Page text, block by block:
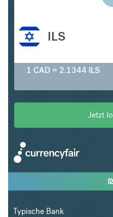
ILS
1 CAD = 2.1344 ILS
Jetzt
Typische Bank